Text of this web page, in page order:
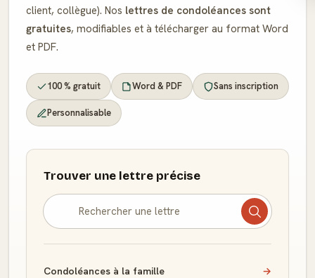
client, collègue). Nos lettres de condoléances sont
gratuites, modifiables et à télécharger au format Word
et PDF.
100 % gratuit Word & PDF Sans inscription
Personnalisable
Trouver une lettre précise
Condoléances à la famille →